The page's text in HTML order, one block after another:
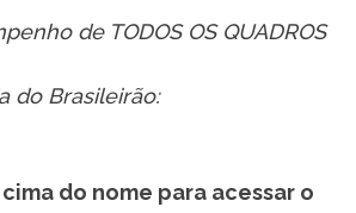
de TODOS OS QUADROS
do Brasileirão:
do nome para acessar o